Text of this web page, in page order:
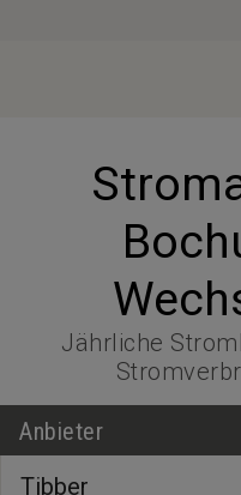
Jährliche
Anbieter
Tibber